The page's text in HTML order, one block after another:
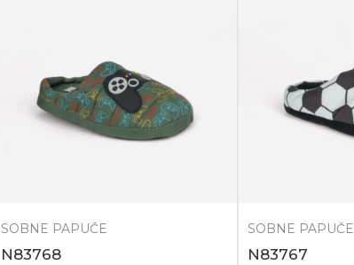
SOBNE PAPUČE
N83768
SOBNE PAPUČE
N83767